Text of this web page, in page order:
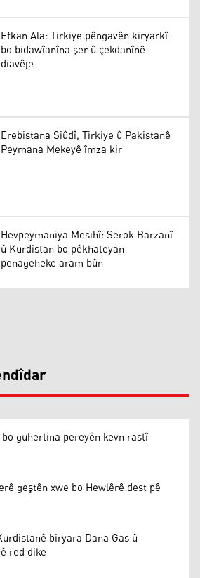
Efkan Ala: Tirkiye pêngavên kiryarkî
bo bidawîanîna şer û çekdanînê
diavêje
Erebistana Siûdî, Tirkiye û Pakistanê
Peymana Mekeyê îmza kir
Hevpeymaniya Mesihî: Serok Barzanî
û Kurdistan bo pêkhateyan
penageheke aram bûn
guhertina pereyên kevn rastî
geştên xwe bo Hewlêrê dest pê
biryara Dana Gas û
red dike